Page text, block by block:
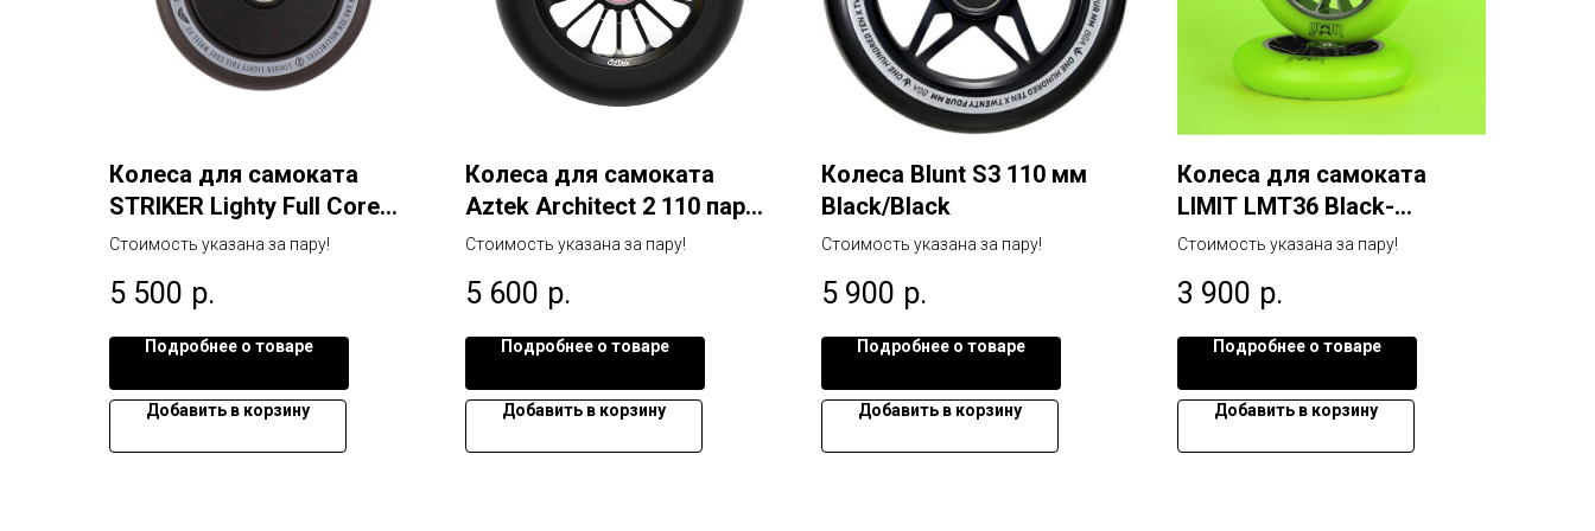
Колеса для самоката
STRIKER Lighty Full Core
Wheel V3
Стоимость указана за пару!
5 500 р.
Подробнее о товаре
Добавить в корзину
Колеса для самоката
Aztek Architect 2 110 пара
черный
Стоимость указана за пару!
5 600 р.
Подробнее о товаре
Добавить в корзину
Колеса Blunt S3 110 мм
Black/Black
Стоимость указана за пару!
5 900 р.
Подробнее о товаре
Добавить в корзину
Колеса для самоката
LIMIT LMT36 Black-
raw/Green
Стоимость указана за пару!
3 900 р.
Подробнее о товаре
Добавить в корзину